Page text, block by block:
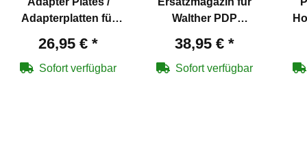
Adapterplatten für
Training Marker T4E
PDP Compact 4" cal
26,95 € *
Sofort verfügbar
Walther PDP
Ready Softair-Co2-
Pistole 6 mm BB
38,95 € *
Sofort verfügbar